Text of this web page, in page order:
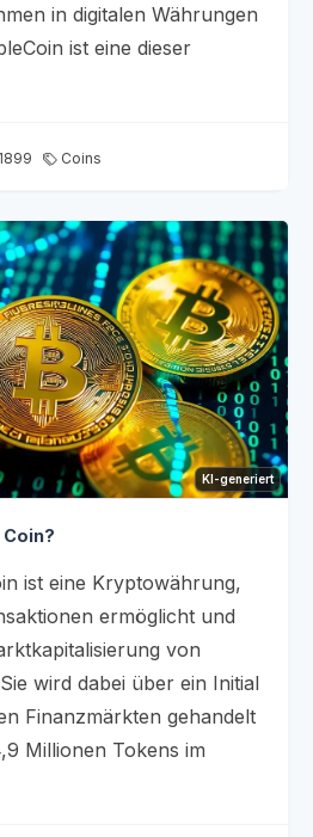
in digitalen Währungen
ist eine dieser
1899 Coins
KI-generiert
ist eine Kryptowährung,
ermöglicht und
von
wird dabei über ein Initial
Finanzmärkten gehandelt
Millionen Tokens im